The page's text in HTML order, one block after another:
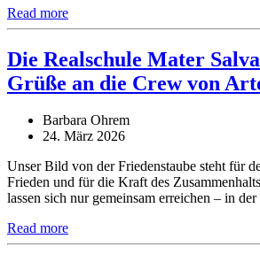
Read more
Die Realschule Mater
Grüße an die Crew von
Barbara Ohrem
24. März 2026
Unser Bild von der Friedenstaube steht für
Frieden und für die Kraft des
lassen sich nur gemeinsam erreichen – in
Read more